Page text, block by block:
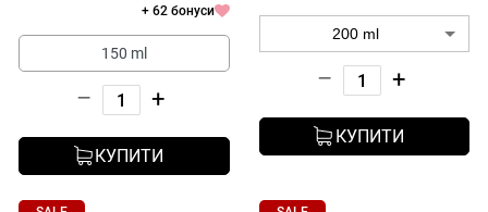
+ 62 бонуси
150 ml
– +
КУПИТИ
– +
КУПИТИ